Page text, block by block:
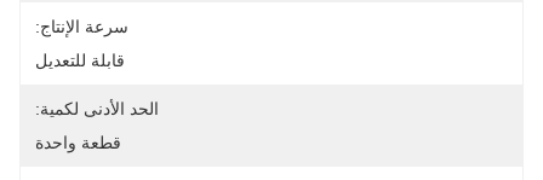
سرعة الإنتاج:
قابلة للتعديل
الحد الأدنى لكمية:
قطعة واحدة